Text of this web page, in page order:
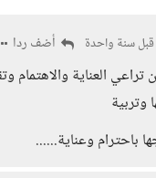
قبل سنة واحدة أضف ردا
تراعي العناية والاهتمام
وتربية
باحترام وعناية......